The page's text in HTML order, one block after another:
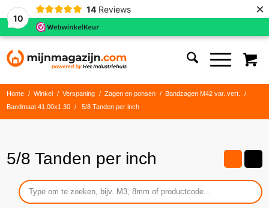
10
14 Reviews ×
Home / Winkel / Verspaning / Zagen en ponsen / Bandzagen M42 var. vert.
/
Bandmaat 41.00x1.30
/ 5/8 Tanden per inch
5/8 Tanden per inch